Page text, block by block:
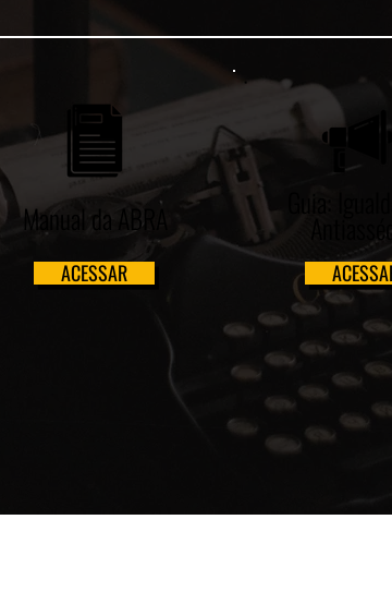
Manual da ABRA
ACESSAR